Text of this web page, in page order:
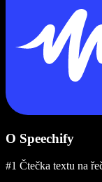
O Speechify
#1 Čtečka textu na